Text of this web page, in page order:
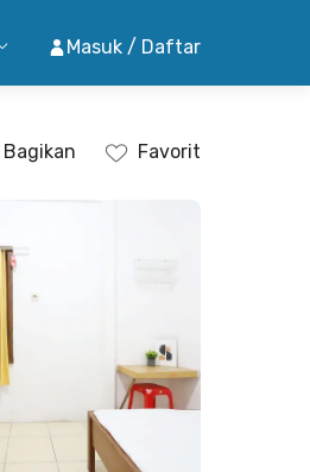
Masuk / Daftar
Bagikan Favorit